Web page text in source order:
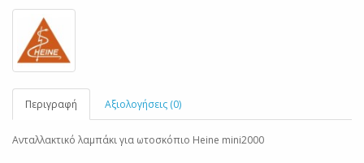
Περιγραφή Αξιολογήσεις (0)
Ανταλλακτικό λαμπάκι για ωτοσκόπιο Heine mini2000